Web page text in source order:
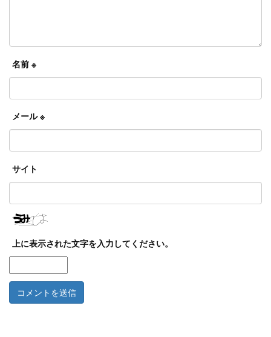
名前 ※
メール※
サイト
上に表示された文字を入力してください。